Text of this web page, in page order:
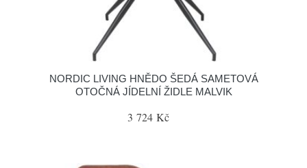
NORDIC LIVING HNĚDO ŠEDÁ SAMETOVÁ
OTOČNÁ JÍDELNÍ ŽIDLE MALVIK
3 724 Kč